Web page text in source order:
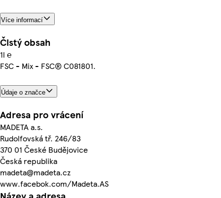
Více informací
Čistý obsah
1l ℮
FSC - Mix - FSC® C081801.
Údaje o značce
Adresa pro vrácení
MADETA a.s.
Rudolfovská tř. 246/83
370 01 České Budějovice
Česká republika
madeta@madeta.cz
www.facebok.com/Madeta.AS